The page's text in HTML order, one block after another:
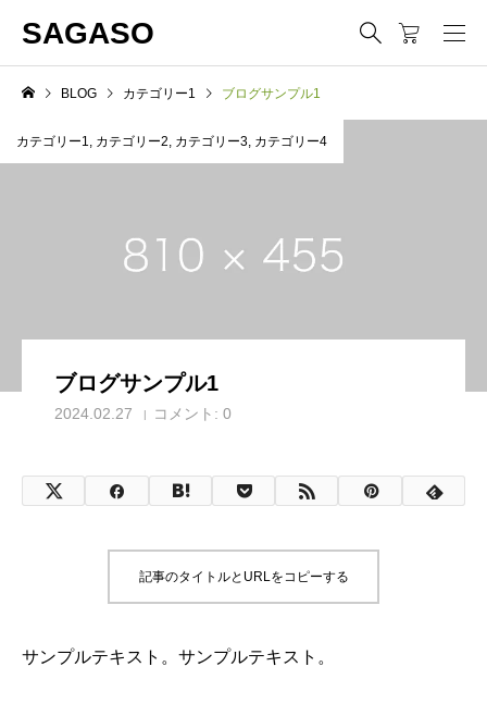
SAGASO
BLOG カテゴリー1 ブログサンプル1
カテゴリー1, カテゴリー2, カテゴリー3, カテゴリー4
ブログサンプル1
2024.02.27 コメント: 0
記事のタイトルとURLをコピーする
サンプルテキスト。サンプルテキスト。